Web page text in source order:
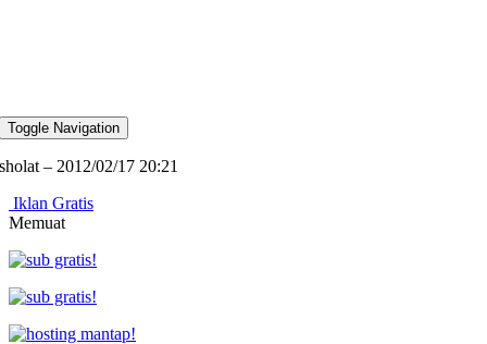
Toggle Navigation
sholat – 2012/02/17 20:21
Iklan Gratis
Memuat